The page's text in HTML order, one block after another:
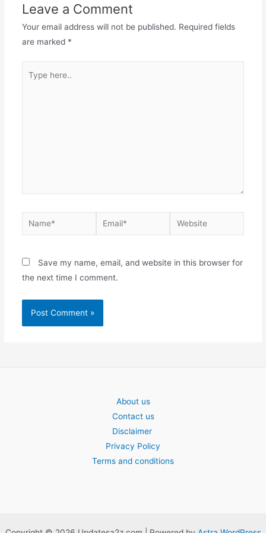
o
o
k
p
p
Leave a Comment
Your email address will not be published. Required fields
are marked *
here..
Name* Email* Website
Save my name, email, and website in this browser for
the next time I comment.
About us
Contact us
Disclaimer
Privacy Policy
Terms and conditions